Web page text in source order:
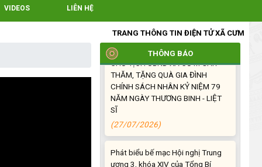
VIDEOS LIÊN HỆ
TRANG THÔNG TIN ĐIỆN TỬ XÃ CƯM'GAR, TỈNH
THÔNG BÁO
ĐỒNG CHÍ PHAN XUÂN LỰC -
CHỦ TỊCH UBND XÃ CƯ M’GAR
THĂM, TẶNG QUÀ GIA ĐÌNH
CHÍNH SÁCH NHÂN KỶ NIỆM 79
NĂM NGÀY THƯƠNG BINH - LIỆT
SĨ
(27/07/2026)
Phát biểu bế mạc Hội nghị Trung
ương 3, khóa XIV của Tổng Bí
thư, Chủ tịch nước Tô Lâm